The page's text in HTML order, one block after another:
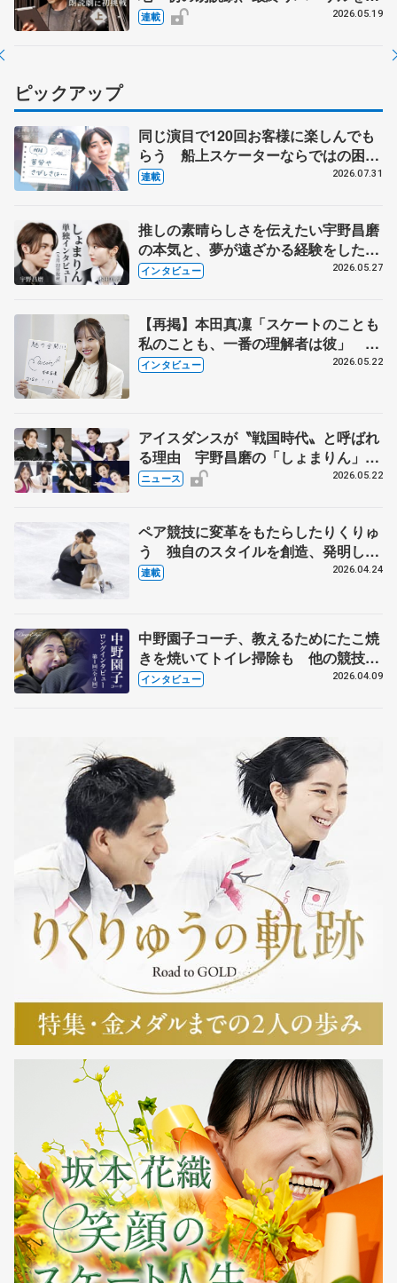
材 【Love and Information（上）】
連載 2026.05.19
ピックアップ
同じ演目で120回お客様に楽しんでも
らう 船上スケーターならではの困難
とは 影響あったPIW前キャプテン松
連載 2026.07.31
推しの素晴らしさを伝えたい宇野昌磨
の本気と、夢が遠ざかる経験をした本
田真凜の覚悟
インタビュー 2026.05.27
【再掲】本田真凜「スケートのことも
私のことも、一番の理解者は彼」 引
退時の単独インタビューで語った競技
インタビュー 2026.05.22
アイスダンスが〝戦国時代〟と呼ばれ
る理由 宇野昌磨の「しょまりん」ら
実力者が相次いで参戦 国内の競争激
ニュース 2026.05.22
ペア競技に変革をもたらしたりくりゅ
う 独自のスタイルを創造、発明した
【引退発表後②】
連載 2026.04.24
中野園子コーチ、教えるためにたこ焼
きを焼いてトイレ掃除も 他の競技に
も通用するという坂本花織の筋肉
インタビュー 2026.04.09